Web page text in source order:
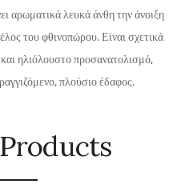
αρωματικά λευκά άνθη την άνοιξη
του φθινοπώρου. Είναι σχετικά
ηλιόλουστο προσανατολισμό,
πλούσιο έδαφος.